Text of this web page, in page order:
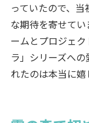
っていたので、
な期待を寄せて
ームとプロジェ
ラ」シリーズへ
れたのは本当に嬉